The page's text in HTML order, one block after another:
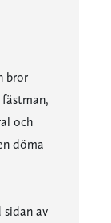
bror
och
döma
sidan av